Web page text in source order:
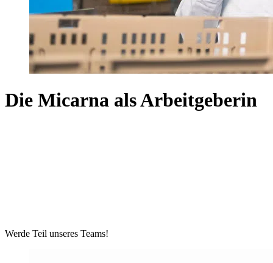
Die Micarna als Arbeitgeberin
Werde Teil unseres Teams!